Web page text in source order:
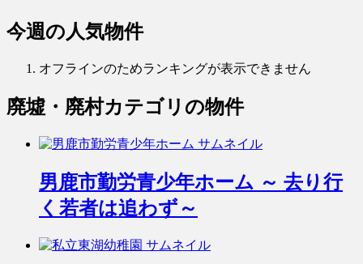
今週の人気物件
オフラインのためランキングが表示できません
廃墟・廃村カテゴリの物件
男鹿市勤労青少年ホーム ～ 去り行
く若者は追わず～